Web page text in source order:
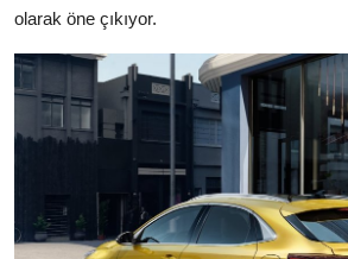
olarak öne çıkıyor.